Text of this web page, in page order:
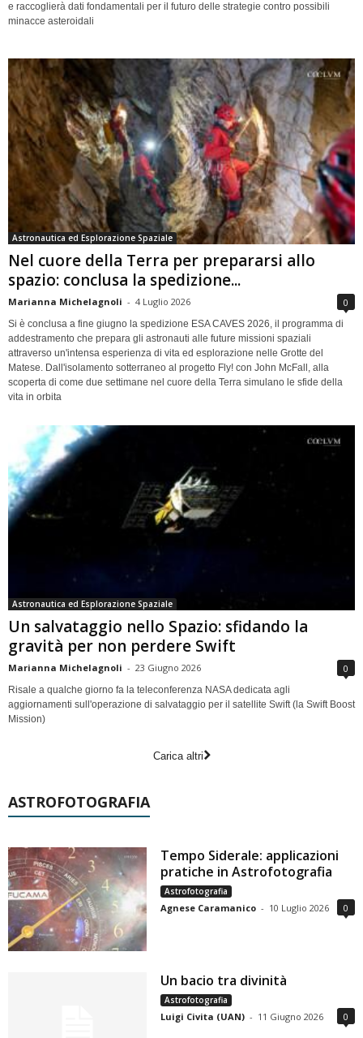
e raccoglierà dati fondamentali per il futuro delle strategie contro possibili
minacce asteroidali
Astronautica ed Esplorazione Spaziale
Nel cuore della Terra per prepararsi allo
spazio: conclusa la spedizione...
Marianna Michelagnoli - 4 Luglio 2026 0
Si è conclusa a fine giugno la spedizione ESA CAVES 2026, il programma di
addestramento che prepara gli astronauti alle future missioni spaziali
attraverso un'intensa esperienza di vita ed esplorazione nelle Grotte del
Matese. Dall'isolamento sotterraneo al progetto Fly! con John McFall, alla
scoperta di come due settimane nel cuore della Terra simulano le sfide della
vita in orbita
Astronautica ed Esplorazione Spaziale
Un salvataggio nello Spazio: sfidando la
gravità per non perdere Swift
Marianna Michelagnoli - 23 Giugno 2026 0
Risale a qualche giorno fa la teleconferenza NASA dedicata agli
aggiornamenti sull'operazione di salvataggio per il satellite Swift (la Swift Boost
Mission)
Carica altri
ASTROFOTOGRAFIA
Tempo Siderale: applicazioni
pratiche in Astrofotografia
Astrofotografia
Agnese Caramanico - 10 Luglio 2026 0
Un bacio tra divinità
Astrofotografia
Luigi Civita (UAN) - 11 Giugno 2026 0